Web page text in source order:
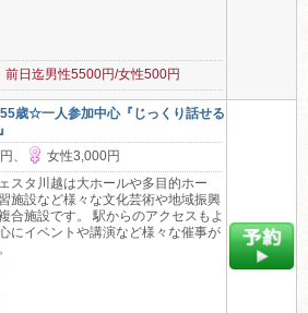
前日迄男性5500円/女性500円
歳☆一人参加中心『じっくり話せる
、
女性3,000円
スタ川越は大ホールや多目的ホー
施設など様々な文化芸術や地域振興
合施設です。 駅からのアクセスもよ
にイベントや講演など様々な催事が